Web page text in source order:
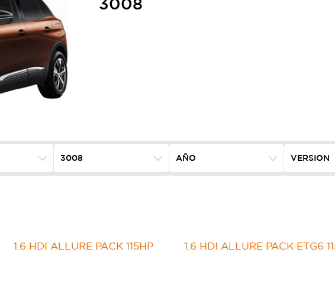
3008
1.6 HDI ALLURE PACK 115HP
1.6 HDI ALLURE PACK ETG6